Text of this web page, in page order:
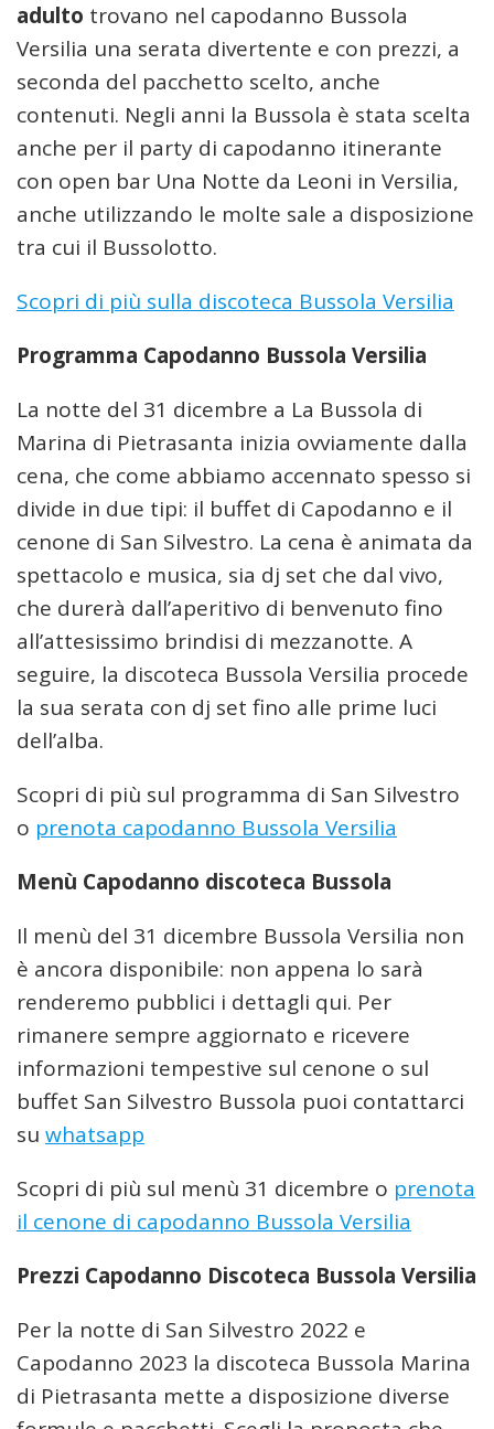
adulto trovano nel capodanno Bussola
Versilia una serata divertente e con prezzi, a
seconda del pacchetto scelto, anche
contenuti. Negli anni la Bussola è stata scelta
anche per il party di capodanno itinerante
con open bar Una Notte da Leoni in Versilia,
anche utilizzando le molte sale a disposizione
tra cui il Bussolotto.
Scopri di più sulla discoteca Bussola Versilia
Programma Capodanno Bussola Versilia
La notte del 31 dicembre a La Bussola di
Marina di Pietrasanta inizia ovviamente dalla
cena, che come abbiamo accennato spesso si
divide in due tipi: il buffet di Capodanno e il
cenone di San Silvestro. La cena è animata da
spettacolo e musica, sia dj set che dal vivo,
che durerà dall’aperitivo di benvenuto fino
all’attesissimo brindisi di mezzanotte. A
seguire, la discoteca Bussola Versilia procede
la sua serata con dj set fino alle prime luci
dell’alba.
Scopri di più sul programma di San Silvestro
o prenota capodanno Bussola Versilia
Menù Capodanno discoteca Bussola
Il menù del 31 dicembre Bussola Versilia non
è ancora disponibile: non appena lo sarà
renderemo pubblici i dettagli qui. Per
rimanere sempre aggiornato e ricevere
informazioni tempestive sul cenone o sul
buffet San Silvestro Bussola puoi contattarci
su whatsapp
Scopri di più sul menù 31 dicembre o prenota
il cenone di capodanno Bussola Versilia
Prezzi Capodanno Discoteca Bussola Versilia
Per la notte di San Silvestro 2022 e
Capodanno 2023 la discoteca Bussola Marina
di Pietrasanta mette a disposizione diverse